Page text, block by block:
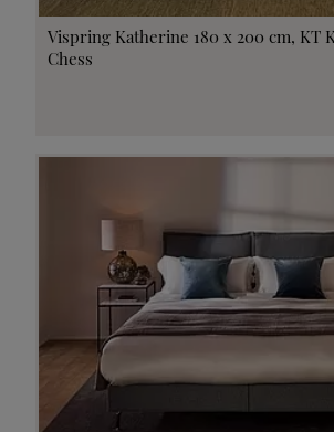
Vispring Katherine 180 x 200 cm, KT
Chess